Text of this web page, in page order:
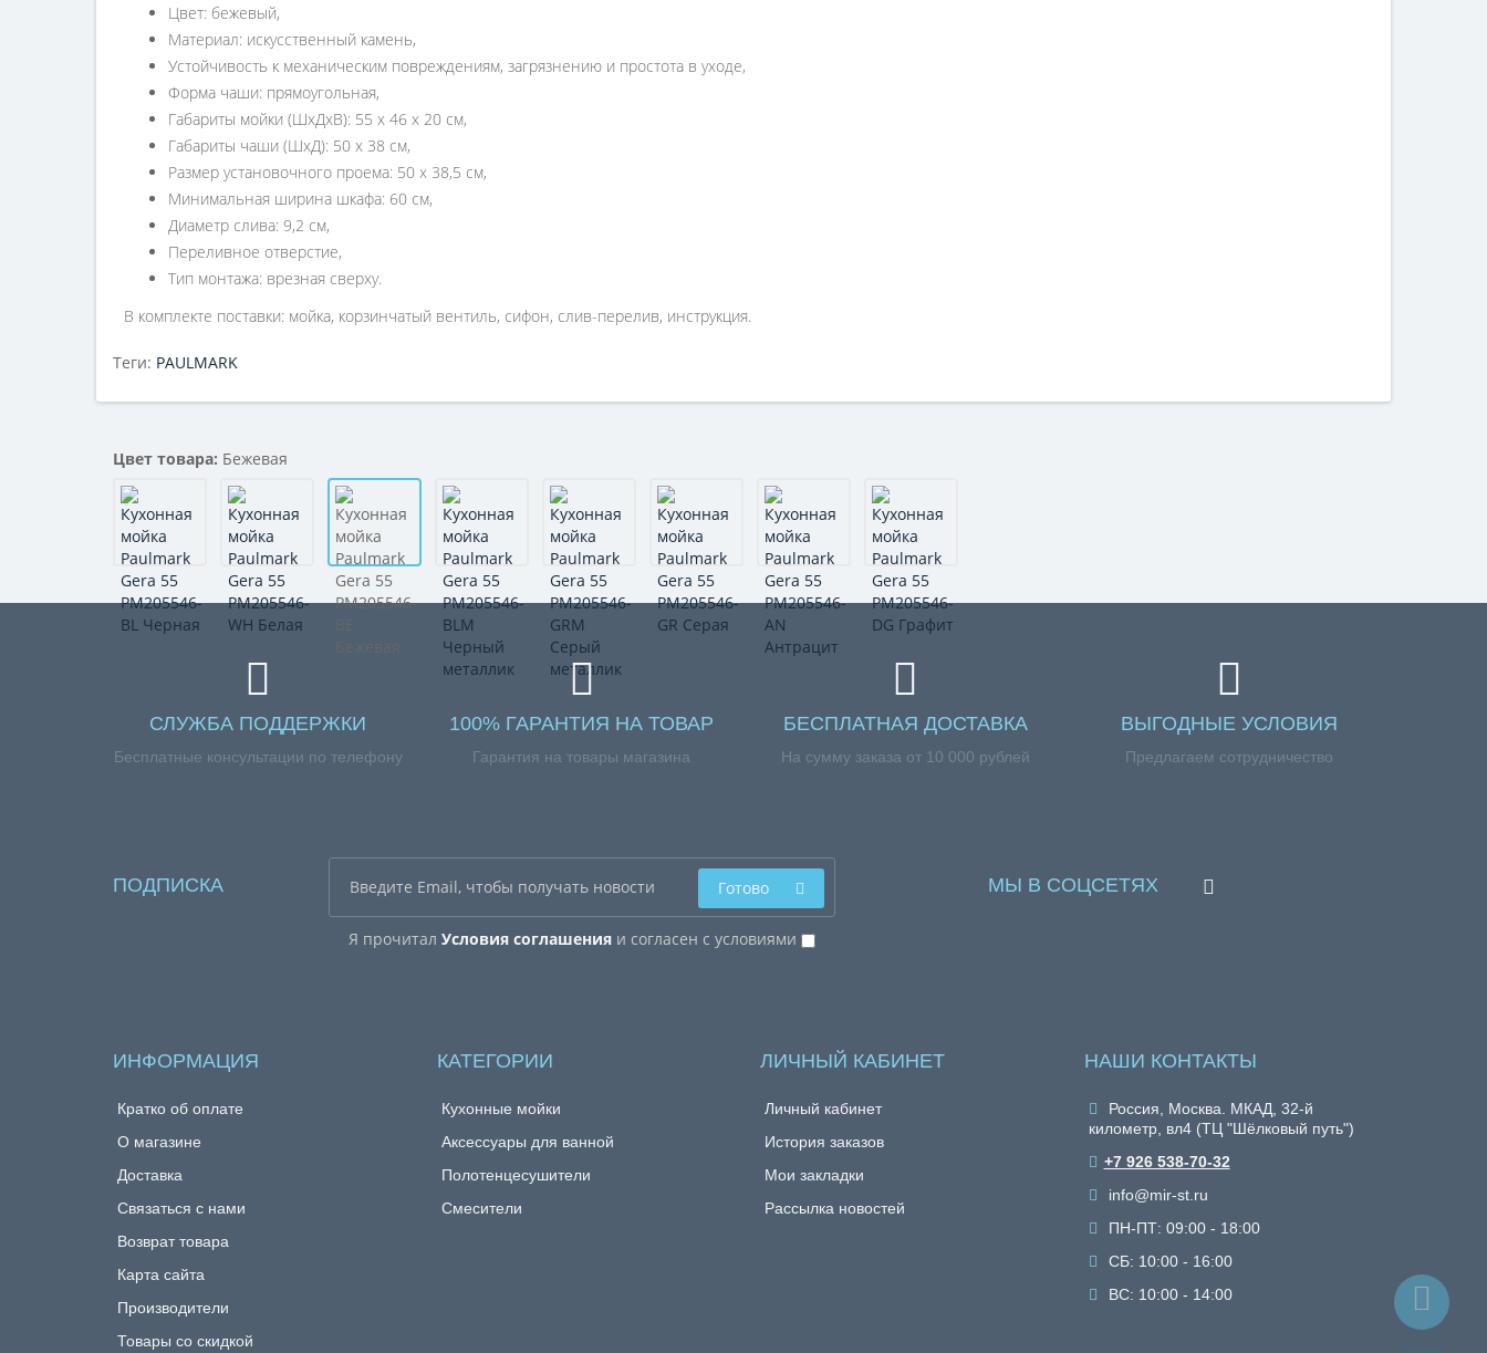
Цвет: бежевый,
Материал: искусственный камень,
Устойчивость к механическим повреждениям, загрязнению и простота в уходе,
Форма чаши: прямоугольная,
Габариты мойки (ШхДхВ): 55 х 46 х 20 см,
Габариты чаши (ШхД): 50 х 38 см,
Размер установочного проема: 50 х 38,5 см,
Минимальная ширина шкафа: 60 см,
Диаметр слива: 9,2 см,
Переливное отверстие,
Тип монтажа: врезная сверху.
В комплекте поставки: мойка, корзинчатый вентиль, сифон, слив-перелив, инструкция.
Теги: PAULMARK
Цвет товара: Бежевая
СЛУЖБА ПОДДЕРЖКИ
Бесплатные консультации по телефону
100% ГАРАНТИЯ НА ТОВАР
Гарантия на товары магазина
БЕСПЛАТНАЯ ДОСТАВКА
На сумму заказа от 10 000 рублей
ВЫГОДНЫЕ УСЛОВИЯ
Предлагаем сотрудничество
ПОДПИСКА
Я прочитал Условия соглашенияи согласен с условиями
Готово МЫ В СОЦСЕТЯХ
ИНФОРМАЦИЯ
Кратко об оплате
О магазине
Доставка
Связаться с нами
Возврат товара
Карта сайта
Производители
Товары со скидкой
КАТЕГОРИИ
Кухонные мойки
Аксессуары для ванной
Полотенцесушители
Смесители
ЛИЧНЫЙ КАБИНЕТ
Личный кабинет
История заказов
Мои закладки
Рассылка новостей
НАШИ КОНТАКТЫ
Россия, Москва. МКАД, 32-й
километр, вл4 (ТЦ "Шёлковый путь")
+7 926 538-70-32
info@mir-st.ru
ПН-ПТ: 09:00 - 18:00
СБ: 10:00 - 16:00
ВС: 10:00 - 14:00